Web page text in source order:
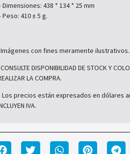
Dimensiones: 438 * 134 * 25 mm
Peso: 410 ± 5 g.
con fines meramente ilustrativos.
DISPONIBILIDAD DE STOCK Y
LA COMPRA.
Los precios están expresados en dólares
IVA.